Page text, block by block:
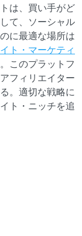
は、買い手がど
て、ソーシャル
に最適な場所は
ト・マーケティ
このプラットフ
フィリエイター
。適切な戦略に
ト・ニッチを追